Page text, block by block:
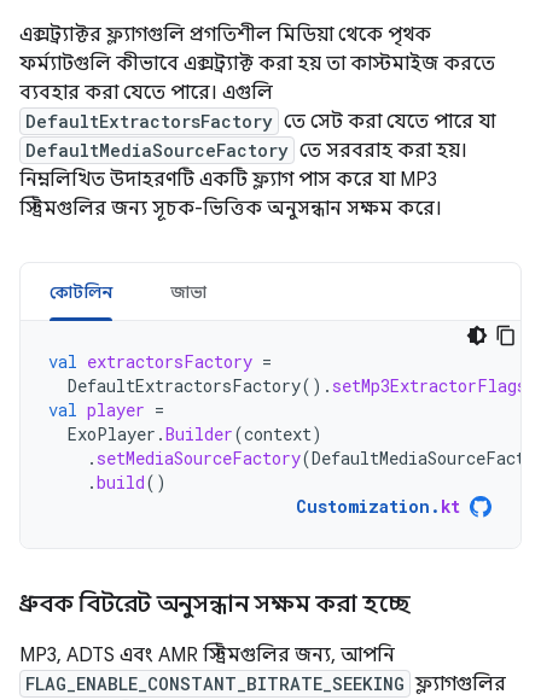
এক্সট্র্যাক্টর ফ্ল্যাগগুলি প্রগতিশীল মিডিয়া থেকে পৃথক
ফর্ম্যাটগুলি কীভাবে এক্সট্র্যাক্ট করা হয় তা কাস্টমাইজ করতে
ব্যবহার করা যেতে পারে। এগুলি
DefaultExtractorsFactory তে সেট করা যেতে পারে যা
DefaultMediaSourceFactory তে সরবরাহ করা হয়।
নিম্নলিখিত উদাহরণটি একটি ফ্ল্যাগ পাস করে যা MP3
স্ট্রিমগুলির জন্য সূচক-ভিত্তিক অনুসন্ধান সক্ষম করে।
কোটলিন জাভা
val extractorsFactory =
DefaultExtractorsFactory(). setMp3ExtractorFlags
val player =
ExoPlayer .Builder(context)
. setMediaSourceFactory(
.build()
Customization . kt
ধ্রুবক বিটরেট অনুসন্ধান সক্ষম করা হচ্ছে
MP3, ADTS এবং AMR স্ট্রিমগুলির জন্য, আপনি
FLAG_ENABLE_CONSTANT_BITRATE_SEEKING ফ্ল্যাগগুলির